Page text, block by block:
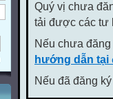
Quý vị chưa
tải được các tư
Nếu chưa
hướng dẫn tại
Nếu đã đăng